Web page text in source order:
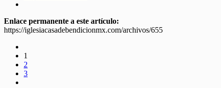
Enlace permanente a este artículo:
https://iglesiacasadebendicionmx.com/archivos/655
1
2
3